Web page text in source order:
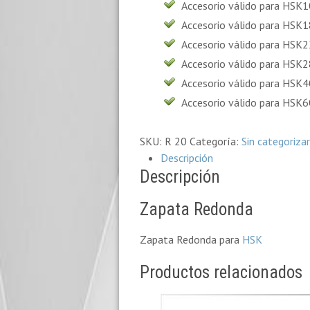
Accesorio válido para
Accesorio válido para
Accesorio válido para
Accesorio válido para
Accesorio válido para
Accesorio válido para
SKU: R 20 Categoría: Sin categorizar
Descripción
Descripción
Zapata Redonda
Zapata Redonda para HSK
Productos relacionados